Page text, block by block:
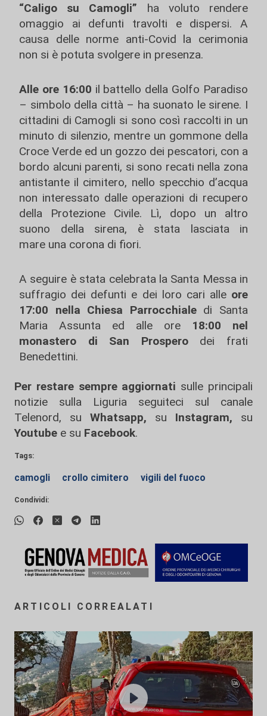
“Caligo su Camogli” ha voluto rendere
omaggio ai defunti travolti e dispersi. A
causa delle norme anti-Covid la cerimonia
non si è potuta svolgere in presenza.
Alle ore 16:00 il battello della Golfo Paradiso
– simbolo della città – ha suonato le sirene. I
cittadini di Camogli si sono così raccolti in un
minuto di silenzio, mentre un gommone della
Croce Verde ed un gozzo dei pescatori, con a
bordo alcuni parenti, si sono recati nella zona
antistante il cimitero, nello specchio d’acqua
non interessato dalle operazioni di recupero
della Protezione Civile. Lì, dopo un altro
suono della sirena, è stata lasciata in
mare una corona di fiori.
A seguire è stata celebrata la Santa Messa in
suffragio dei defunti e dei loro cari alle ore
17:00 nella Chiesa Parrocchialedi Santa
Maria Assunta ed alle ore 18:00 nel
monastero di San Prosperodei frati
Benedettini.
Per restare sempre aggiornati sulle principali
notizie sulla Liguria seguiteci sul canale
Telenord, su
Whatsapp, su Instagram, su
Youtube e su Facebook.
Tags:
camogli crollo cimitero vigili del fuoco
Condividi:
ARTICOLI CORREALATI